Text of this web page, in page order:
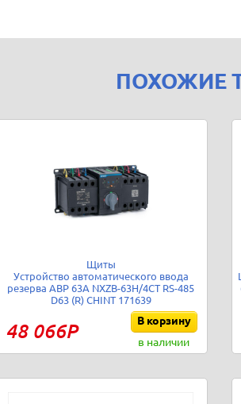
ПОХОЖИЕ
Щиты
Устройство автоматического ввода
резерва АВР 63А NXZB-63H/4CT RS-485
D63 (R) CHINT 171639
48 066Р
В корзину
в наличии